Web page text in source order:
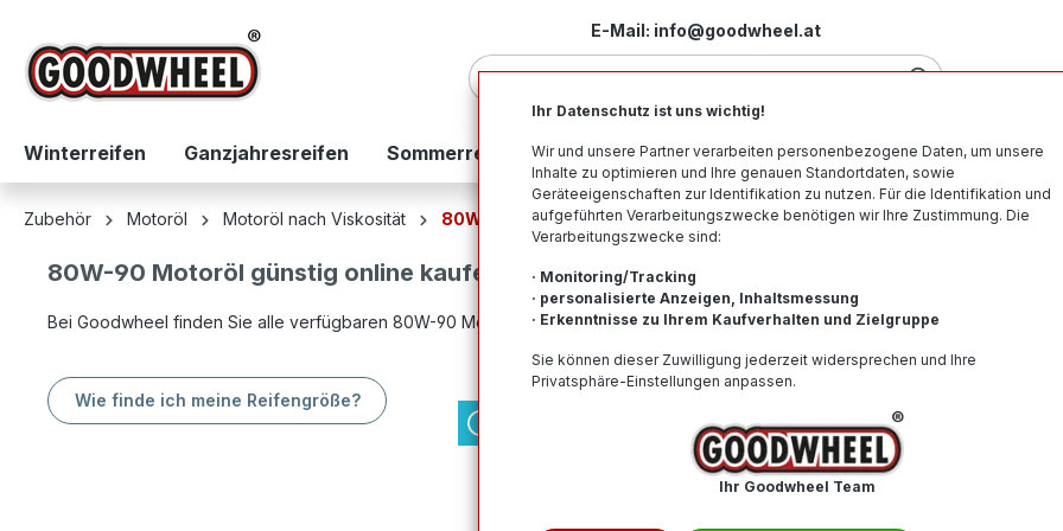
Zur Hauptnavigation springen E-Mail: info@goodwheel.at
Winterreifen Ganzjahresreifen Sommerreifen Motorradreifen Felgen Offroad-Reifen
Zubehör Motoröl Motoröl nach Viskosität 80W-90
80W-90 Motoröl günstig online kaufen bei Goodwheel
Bei Goodwheel finden Sie alle verfügbaren 80W-90 Motoröle von namhafter Hersteller. Schneller Versand & Kauf auf Rechnung
Wie finde ich meine Reifengröße?
Keine Produkte gefunden.
Ihr Datenschutz ist uns wichtig!
Wir und unsere Partner verarbeiten personenbezogene Daten, um unsere
Inhalte zu optimieren und Ihre genauen Standortdaten, sowie
Geräteeigenschaften zur Identifikation zu nutzen. Für die Identifikation und
aufgeführten Verarbeitungszwecke benötigen wir Ihre Zustimmung. Die
Verarbeitungszwecke sind:
· Monitoring/Tracking
· personalisierte Anzeigen, Inhaltsmessung
· Erkenntnisse zu Ihrem Kaufverhalten und Zielgruppe
Sie können dieser Zuwilligung jederzeit widersprechen und Ihre
Privatsphäre-Einstellungen anpassen.
Ihr Goodwheel Team